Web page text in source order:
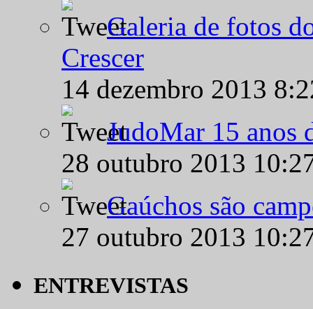
Galeria de fotos
Crescer
14 dezembro 2013
JudoMar 15 anos
28 outubro 2013
Gaúchos são
27 outubro 2013
ENTREVISTAS